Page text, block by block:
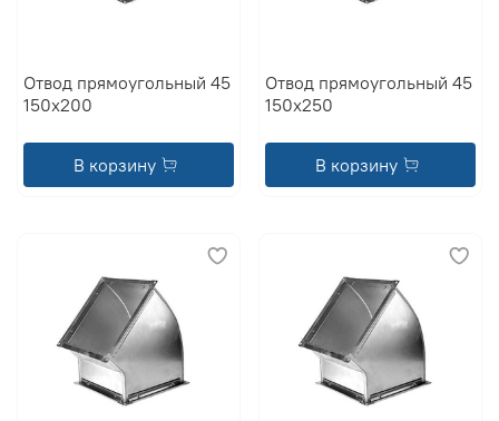
Отвод прямоугольный 45
150x200
В корзину
Отвод прямоугольный 45
150x250
В корзину